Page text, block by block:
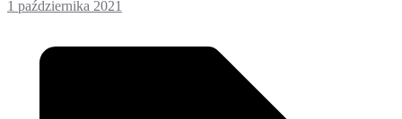
1 października 2021